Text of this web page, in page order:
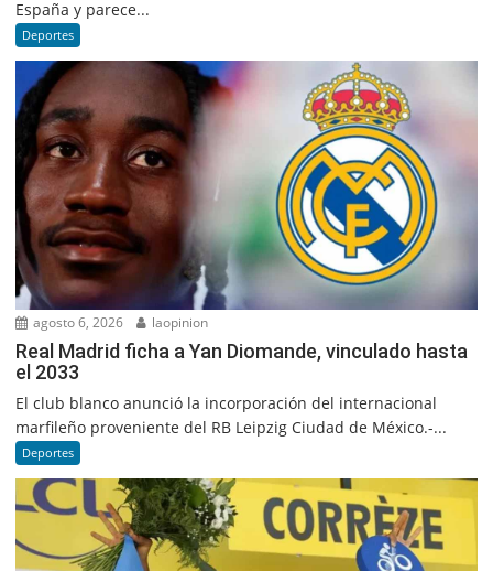
España y parece...
Deportes
agosto 6, 2026 laopinion
Real Madrid ficha a Yan Diomande, vinculado hasta
el 2033
El club blanco anunció la incorporación del internacional
marfileño proveniente del RB Leipzig Ciudad de México.-...
Deportes